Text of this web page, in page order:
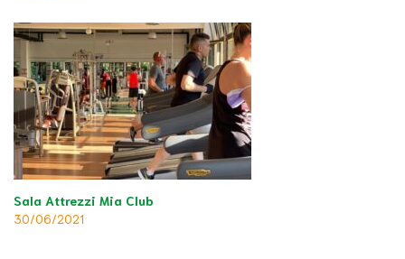
Sala Attrezzi Mia Club
30/06/2021